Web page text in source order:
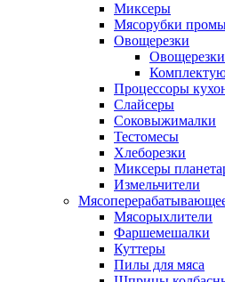
Миксеры
Мясорубки
Овощерезки
Овощерезки
Процессоры
Слайсеры
Соковыжималки
Тестомесы
Хлеборезки
Миксеры
Измельчители
Мясорыхлители
Фаршемешалки
Куттеры
Пилы для мяса